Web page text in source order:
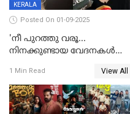
KERALA
Posted On 01-09-2025
'നീ പുറത്തു വരൂ...
നിനക്കുണ്ടായ വേദനകള്‍
'കരയേണ്ടതും ഒറ്റപ്പെടേണ്ടതും
വേട്ടക്കാരനാണ്, വേദനകള്‍
സധൈര്യം പറയു;
1 Min Read View All